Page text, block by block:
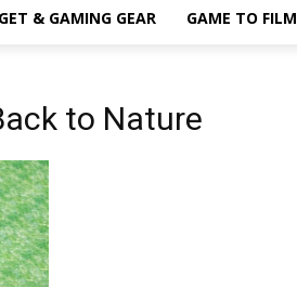
& GAMING GEAR GAME TO FILM
to Nature